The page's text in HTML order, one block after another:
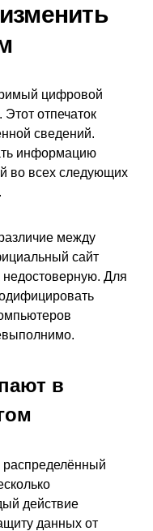
цифровой
отпечаток
сведений.
информацию
во всех следующих
между
сайт
недостоверную. Для
в
действие
данных от